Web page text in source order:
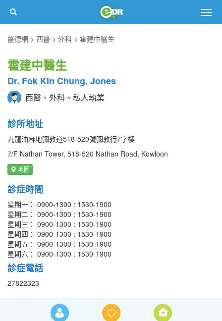
醫德網
西醫 外科 霍建中醫生
霍建中醫生
Dr. Fok Kin Chung, Jones
西醫、外科、私人執業
診所地址
九龍油麻地彌敦道518-520號彌敦行7字樓
7/F Nathan Tower, 518-520 Nathan Road, Kowloon
地圖
診症時間
星期一： 0900-1300 : 1530-1900
星期二： 0900-1300 : 1530-1900
星期三： 0900-1300 : 1530-1900
星期四： 0900-1300 : 1530-1900
星期五： 0900-1300 : 1530-1900
星期六： 0900-1300 : 1530-1900
診症電話
27822323